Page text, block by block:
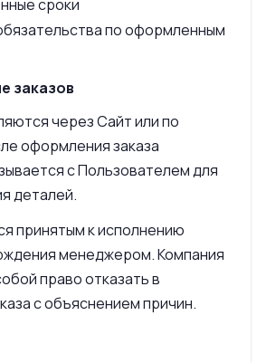
сроки
по оформленным
заказов
через Сайт или по
оформления заказа
с Пользователем для
деталей.
принятым к исполнению
менеджером. Компания
право отказать в
с объяснением причин.